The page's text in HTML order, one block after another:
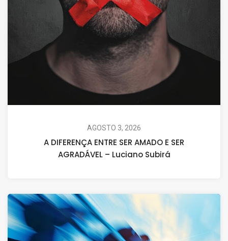
AGOSTO 3, 2026
A DIFERENÇA ENTRE SER AMADO E SER
AGRADÁVEL – Luciano Subirá